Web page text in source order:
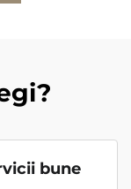
bune